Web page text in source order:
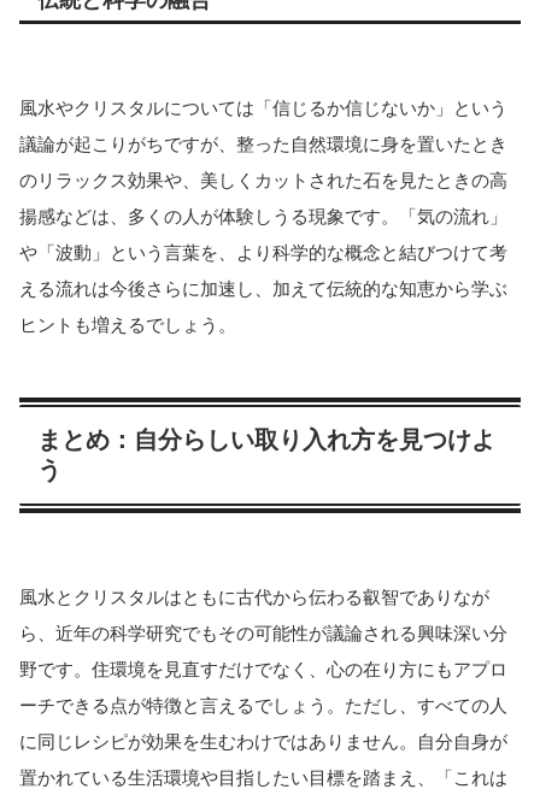
風水やクリスタルについては「信じるか信じないか」という
議論が起こりがちですが、整った自然環境に身を置いたとき
のリラックス効果や、美しくカットされた石を見たときの高
揚感などは、多くの人が体験しうる現象です。「気の流れ」
や「波動」という言葉を、より科学的な概念と結びつけて考
える流れは今後さらに加速し、加えて伝統的な知恵から学ぶ
ヒントも増えるでしょう。
まとめ：自分らしい取り入れ方を見つけよ
う
風水とクリスタルはともに古代から伝わる叡智でありなが
ら、近年の科学研究でもその可能性が議論される興味深い分
野です。住環境を見直すだけでなく、心の在り方にもアプロ
ーチできる点が特徴と言えるでしょう。ただし、すべての人
に同じレシピが効果を生むわけではありません。自分自身が
置かれている生活環境や目指したい目標を踏まえ、「これは